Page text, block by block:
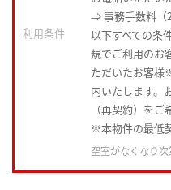
⇒ 事務手数料（
利用条件
以下すべての条
規でご利用のお
ただいたお客様
内いたします。
（再契約）を
※本物件の最低
空室がなくなり次